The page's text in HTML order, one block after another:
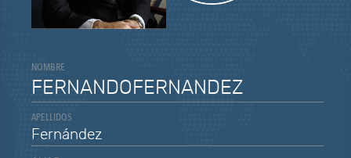
NOMBRE
FERNANDOFERNANDEZ
APELLIDOS
Fernández